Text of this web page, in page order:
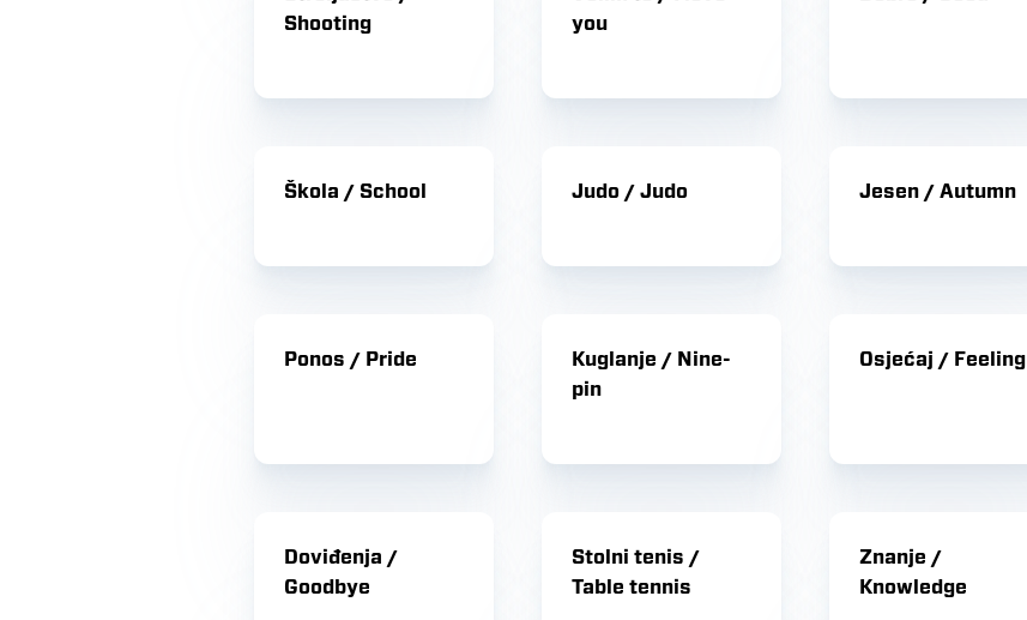
Shooting
you
Škola / School Judo / Judo Jesen / Autumn
Ponos / Pride
Kuglanje / Nine-
pin
Osjećaj / Feeling
Doviđenja /
Goodbye
Stolni tenis /
Table tennis
Znanje /
Knowledge